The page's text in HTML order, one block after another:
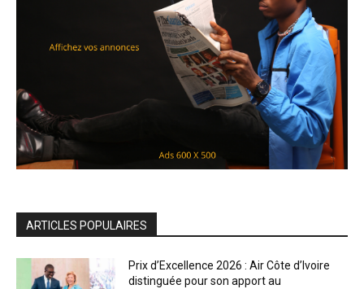
ARTICLES POPULAIRES
Prix d’Excellence 2026 : Air Côte d’Ivoire
distinguée pour son apport au